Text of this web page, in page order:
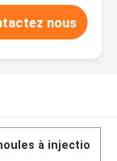
nous
à injectio